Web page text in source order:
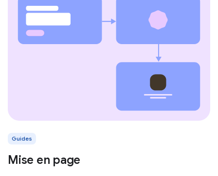
Guides
Mise en page